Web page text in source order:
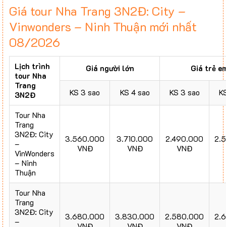
Giá tour Nha Trang 3N2Đ: City –
Vinwonders – Ninh Thuận mới nhất
08/2026
Lịch trình
tour Nha
Trang
3N2Đ
Giá người lớn Giá trẻ
KS 3 sao KS 4 sao KS 3 sao
Tour Nha
Trang
3N2Đ: City
–
VinWonders
– Ninh
Thuận
3.560.000
VNĐ
3.710.000
VNĐ
2.490.000
VNĐ
Tour Nha
Trang
3N2Đ: City
–
3.680.000
3.830.000
2.580.000